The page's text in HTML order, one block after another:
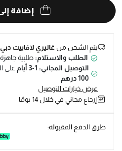
إضافة
يتم الشحن منغاليري لافاييت
الطلب والاستلام: طلبية
التوصيل المجاني: 1-3 أيام
على
100 درهم
عرض خيارات التوصيل
إرجاع مجاني في خلال 14 يومًا
طرق الدفع المقبولة: